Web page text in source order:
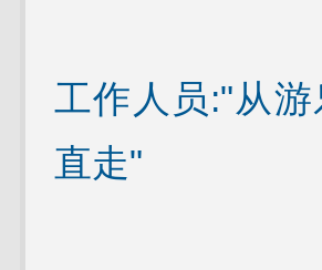
工作人员:"从
直走"